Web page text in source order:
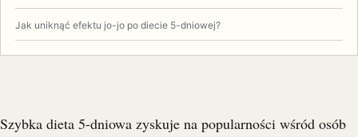
Jak uniknąć efektu jo-jo po diecie 5-dniowej?
Szybka dieta 5-dniowa zyskuje na popularności wśród osób